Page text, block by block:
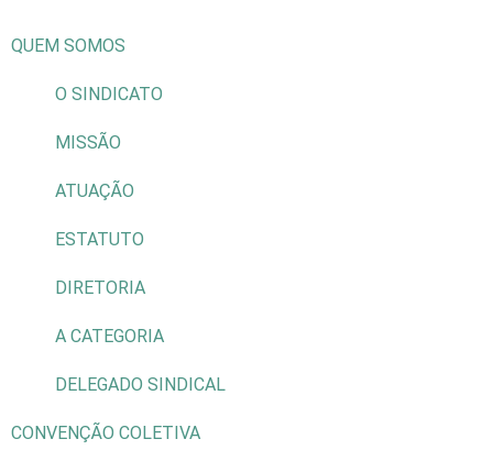
QUEM SOMOS
O SINDICATO
MISSÃO
ATUAÇÃO
ESTATUTO
DIRETORIA
A CATEGORIA
DELEGADO SINDICAL
CONVENÇÃO COLETIVA